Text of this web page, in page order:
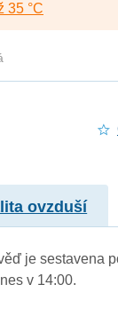
35 °C
ovzduší
je sestavena
v 14:00.